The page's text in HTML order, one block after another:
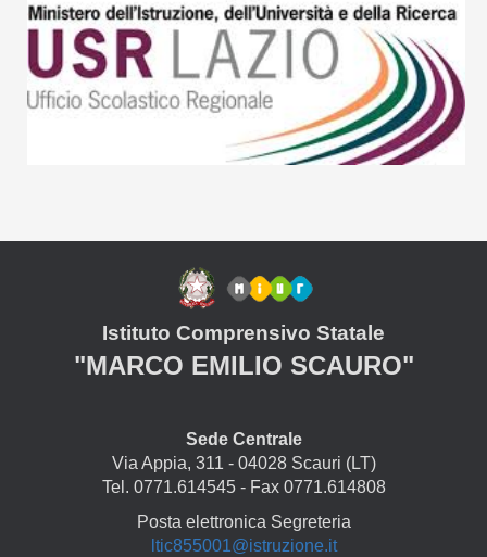
Istituto Comprensivo Statale
"MARCO EMILIO SCAURO"
Sede Centrale
Via Appia, 311 - 04028 Scauri (LT)
Tel. 0771.614545 - Fax 0771.614808
Posta elettronica Segreteria
ltic855001@istruzione.it